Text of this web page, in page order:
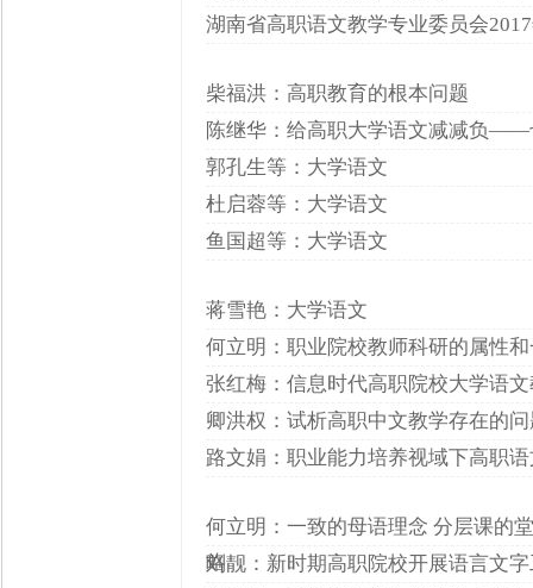
湖南省高职语文教学专业委员会
柴福洪：高职教育的根本问题
陈继华：给高职大学语文减减负——
郭孔生等：大学语文
杜启蓉等：大学语文
鱼国超等：大学语文
蒋雪艳：大学语文
何立明：职业院校教师科研的属性
张红梅：信息时代高职院校大学语
卿洪权：试析高职中文教学存在的
路文娟：职业能力培养视域下高职
何立明：一致的母语理念 分层课的
略
刘靓：新时期高职院校开展语言文